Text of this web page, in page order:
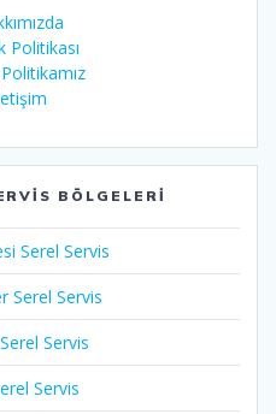
Politikası
BÖLGELERI
Serel Servis
Serel Servis
Servis
Servis